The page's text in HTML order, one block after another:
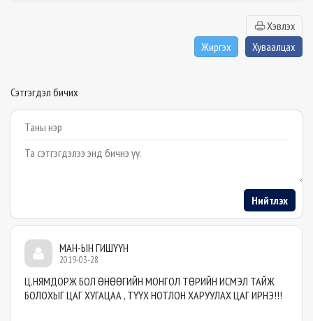
Хэвлэх
Жиргэх
Хуваалцах
Сэтгэгдэл бичих
Example textarea
Нийтлэх
МАН-ЫН ГИШҮҮН
2019-03-28
Ц.НЯМДОРЖ БОЛ ӨНӨӨГИЙН МОНГОЛ ТӨРИЙН ИСМЭЛ ТАЙЖ
БОЛОХЫГ ЦАГ ХУГАЦАА , ТҮҮХ НОТЛОН ХАРУУЛАХ ЦАГ ИРНЭ!!!